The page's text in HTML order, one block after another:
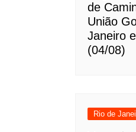
de
União
Janeiro
(04/08)
Rio de